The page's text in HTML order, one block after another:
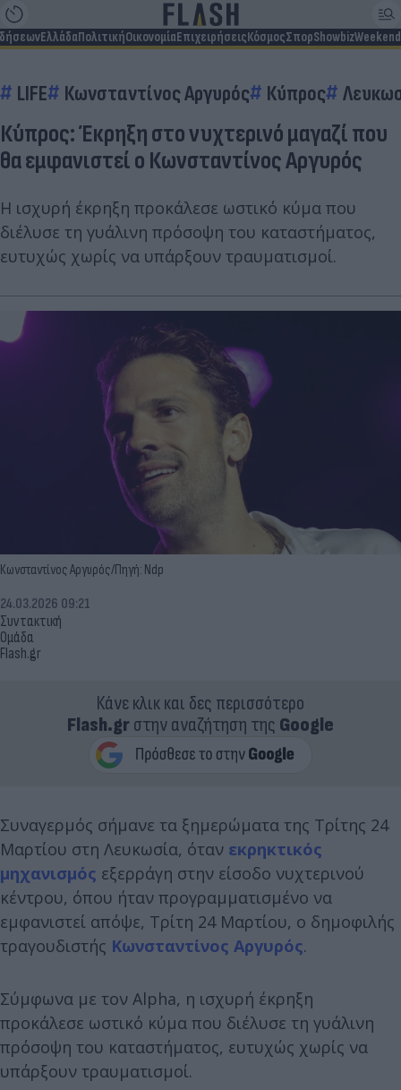
ΕλλάδαΠολιτικήΟικονομίαΕπιχειρήσειςΚόσμοςΣπορShowbizWeekend
LIFE Κωνσταντίνος Αργυρός Κύπρος
Κύπρος: Έκρηξη στο νυχτερινό μαγαζί που
θα εμφανιστεί ο Κωνσταντίνος Αργυρός
Η ισχυρή έκρηξη προκάλεσε ωστικό κύμα που
διέλυσε τη γυάλινη πρόσοψη του καταστήματος,
ευτυχώς χωρίς να υπάρξουν τραυματισμοί.
Κωνσταντίνος Αργυρός/Πηγή: Ndp
Συντακτική
Ομάδα
Flash.gr
24.03.2026 09:21
Κάνε κλικ και δες περισσότερο
Flash.grστην αναζήτηση της Google
Συναγερμός σήμανε τα ξημερώματα της Τρίτης 24
Μαρτίου στη Λευκωσία, όταν εκρηκτικός
μηχανισμός εξερράγη στην είσοδο νυχτερινού
κέντρου, όπου ήταν προγραμματισμένο να
εμφανιστεί απόψε, Τρίτη 24 Μαρτίου, ο δημοφιλής
τραγουδιστής Κωνσταντίνος Αργυρός.
Σύμφωνα με τον Alpha, η ισχυρή έκρηξη
προκάλεσε ωστικό κύμα που διέλυσε τη γυάλινη
πρόσοψη του καταστήματος, ευτυχώς χωρίς να
υπάρξουν τραυματισμοί.